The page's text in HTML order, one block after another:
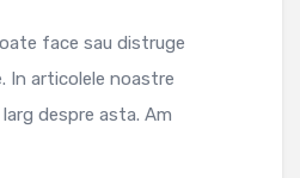
face sau distruge
In articolele noastre
despre asta. Am